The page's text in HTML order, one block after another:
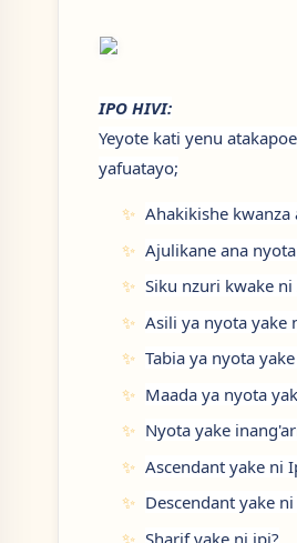
IPO HIVI:
Yeyote kati yenu
yafuatayo;
Ahakikishe
Ajulikane ana
Siku nzuri kwake
Asili ya nyota yake
Tabia ya nyota
Maada ya nyota
Nyota yake
Ascendant yake ni
Descendant yake
Sharif yake ni ipi?